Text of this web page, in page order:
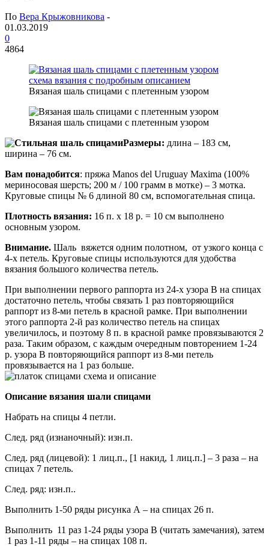
По Вера Крыжовникова -
01.03.2019
0
4864
Вязаная шаль спицами с плетенным узором
Вязаная шаль спицами с плетенным узором
Размеры: длина – 183 см,
ширина – 76 см.
Вам понадобится: пряжа Manos del Uruguay Maxima (100%
мериносовая шерсть; 200 м / 100 грамм в мотке) – 3 мотка.
Круговые спицы № 6 длиной 80 см, вспомогательная спица.
Плотность вязания: 16 п. х 18 р. = 10 см выполнено
основным узором.
Внимание. Шаль вяжется одним полотном, от узкого конца с
4-х петель. Круговые спицы используются для удобства
вязания большого количества петель.
При выполнении первого раппорта из 24-х узора В на спицах
достаточно петель, чтобы связать 1 раз повторяющийся
раппорт из 8-ми петель в красной рамке. При выполнении
этого раппорта 2-й раз количество петель на спицах
увеличилось, и поэтому 8 п. в красной рамке провязываются 2
раза. Таким образом, с каждым очередным повторением 1-24
р. узора В повторяющийся раппорт из 8-ми петель
провязывается на 1 раз больше.
Описание вязания шали спицами
Набрать на спицы 4 петли.
След. ряд (изнаночный): изн.п.
След. ряд (лицевой): 1 лиц.п., [1 накид, 1 лиц.п.] – 3 раза – на
спицах 7 петель.
След. ряд: изн.п..
Выполнить 1-50 ряды рисунка А – на спицах 26 п.
Выполнить 11 раз 1-24 ряды узора В (читать замечания), затем
1 раз 1-11 ряды – на спицах 108 п.